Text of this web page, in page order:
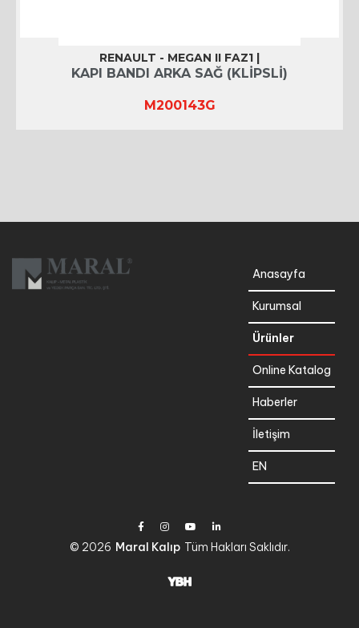
RENAULT - MEGAN II FAZ1 |
KAPI BANDI ARKA SAĞ (KLİPSLİ)
M200143G
Anasayfa
Kurumsal
Ürünler
Online Katalog
Haberler
İletişim
EN
© 2026 Maral Kalıp Tüm Hakları Saklıdır.
YBH